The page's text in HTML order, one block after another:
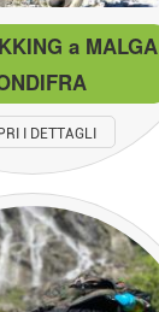
a MALGA
I DETTAGLI